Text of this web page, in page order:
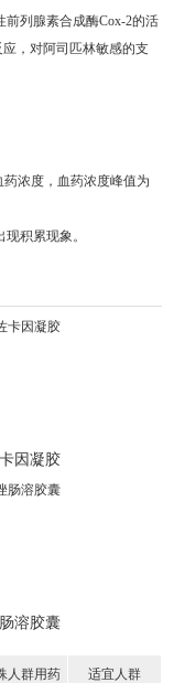
列腺素合成酶Cox-2的活
，对阿司匹林敏感的支
药浓度，血药浓度峰值为
积累现象。
因凝胶
溶胶囊
人群用药 适宜人群